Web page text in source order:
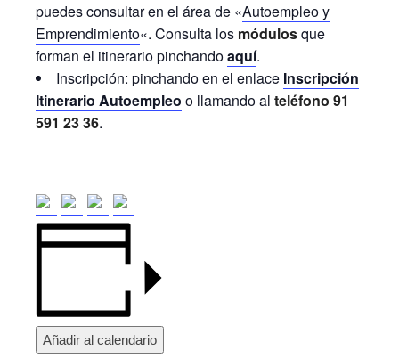
puedes consultar en el área de «Autoempleo y
Emprendimiento«. Consulta los módulosque
forman el itinerario pinchandoaquí.
Inscripción: pinchando en el enlace Inscripción
Itinerario Autoempleo o llamando al teléfono 91
591 23 36.
Añadir al calendario